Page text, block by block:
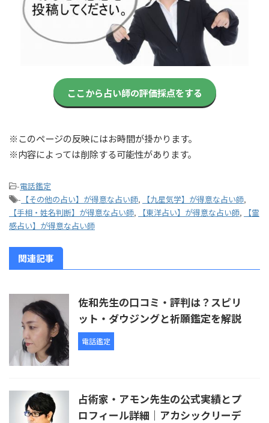
ここから占い師の評価採点をする
※このページの反映にはお時間が掛かります。
※内容によっては削除する可能性があります。
-電話鑑定
- 【その他の占い】が得意な占い師, 【九星気学】が得意な占い師,
【手相・姓名判断】が得意な占い師, 【東洋占い】が得意な占い師,
【霊
感占い】が得意な占い師
関連記事
佐和先生の口コミ・評判は？スピリ
ット・ダウジングと祈願鑑定を解説
電話鑑定
占術家・アモン先生の公式実績とプ
ロフィール詳細｜アカシックリーデ